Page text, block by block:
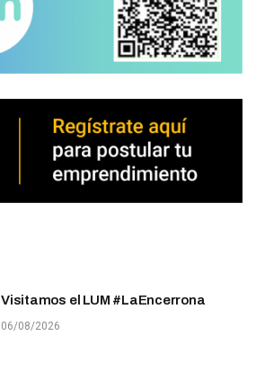
Visitamos el LUM #LaEncerrona
06/08/2026